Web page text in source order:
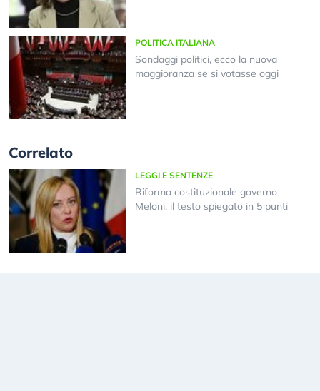
POLITICA ITALIANA
Sondaggi politici, ecco la nuova
maggioranza se si votasse oggi
Correlato
LEGGI E SENTENZE
Riforma costituzionale governo
Meloni, il testo spiegato in 5 punti